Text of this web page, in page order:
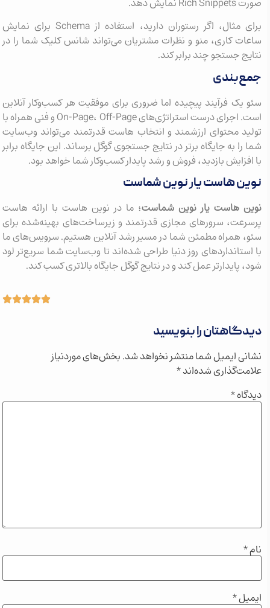
برای مثال، اگر رستوران دارید، استفاده از Schema برای نمایش
ساعات کاری، منو و نظرات مشتریان می‌تواند شانس کلیک شما را در
نتایج جستجو چند برابر کند.
جمع‌بندی
سئو یک فرآیند پیچیده اما ضروری برای موفقیت هر کسب‌وکار آنلاین
است. اجرای درست استراتژی‌های On-Page، Off-Page و فنی همراه با
تولید محتوای ارزشمند و انتخاب هاست قدرتمند می‌تواند وب‌سایت
شما را به جایگاه برتر در نتایج جستجوی گوگل برساند. این جایگاه برابر
با افزایش بازدید، فروش و رشد پایدار کسب‌وکار شما خواهد بود.
نوین هاست یار نوین شماست
نوین هاست یار نوین شماست؛ ما در نوین هاست با ارائه هاست
پرسرعت، سرورهای مجازی قدرتمند و زیرساخت‌های بهینه‌شده برای
سئو، همراه مطمئن شما در مسیر رشد آنلاین هستیم. سرویس‌های ما
با استانداردهای روز دنیا طراحی شده‌اند تا وب‌سایت شما سریع‌تر لود
شود، پایدارتر عمل کند و در نتایج گوگل جایگاه بالاتری کسب کند.
دیدگاهتان را بنویسید
نشانی ایمیل شما منتشر نخواهد شد.بخش‌های موردنیاز
علامت‌گذاری شده‌اند*
دیدگاه*
نام*
ایمیل*